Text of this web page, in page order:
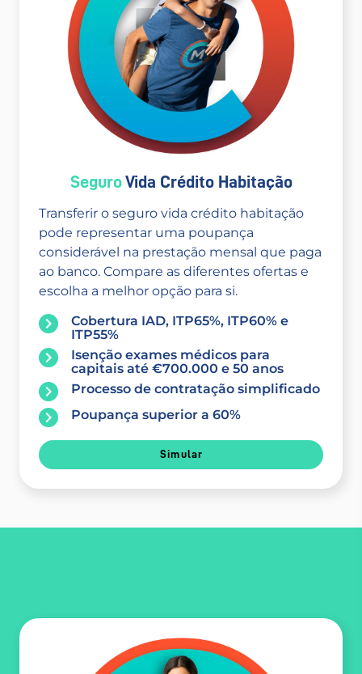
SeguroVida Crédito Habitação
Transferir o seguro vida crédito habitação
pode representar uma poupança
considerável na prestação mensal que paga
ao banco. Compare as diferentes ofertas e
escolha a melhor opção para si.
Cobertura IAD, ITP65%, ITP60% e
ITP55%
Isenção exames médicos para
capitais até €700.000 e 50 anos
Processo de contratação simplificado
Poupança superior a 60%
Simular